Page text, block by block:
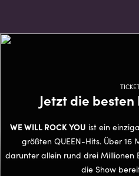
Jetzt die
WE WILL ROCK YOU ist ein
größten QUEEN-Hits. Über 16
darunter allein rund drei Millionen
die Show